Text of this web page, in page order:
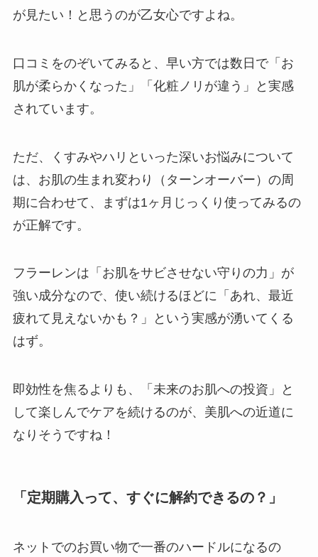
が見たい！と思うのが乙女心ですよね。
口コミをのぞいてみると、早い方では数日で「お
肌が柔らかくなった」「化粧ノリが違う」と実感
されています。
ただ、くすみやハリといった深いお悩みについて
は、お肌の生まれ変わり（ターンオーバー）の周
期に合わせて、まずは1ヶ月じっくり使ってみるの
が正解です。
フラーレンは「お肌をサビさせない守りの力」が
強い成分なので、使い続けるほどに「あれ、最近
疲れて見えないかも？」という実感が湧いてくる
はず。
即効性を焦るよりも、「未来のお肌への投資」と
して楽しんでケアを続けるのが、美肌への近道に
なりそうですね！
「定期購入って、すぐに解約できるの？」
ネットでのお買い物で一番のハードルになるの